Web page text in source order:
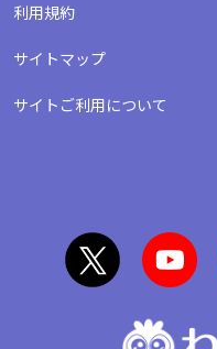
利用規約
サイトマップ
サイトご利用について